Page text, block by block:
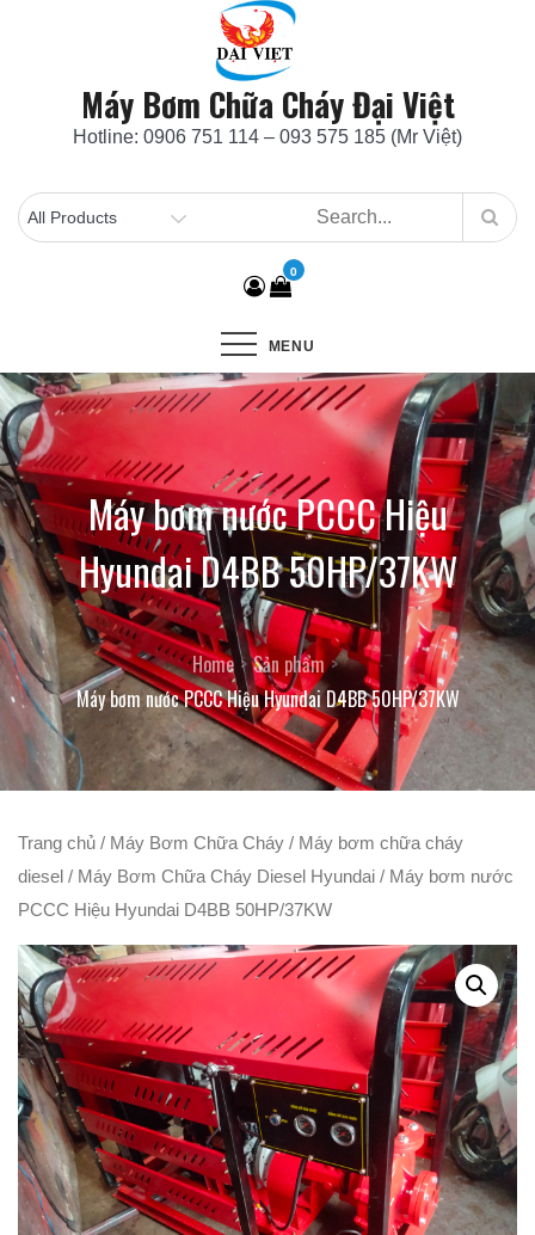
Máy Bơm Chữa Cháy Đại Việt
Hotline: 0906 751 114 – 093 575 185 (Mr Việt)
0
MENU
Máy bơm nước PCCC Hiệu
Hyundai D4BB 50HP/37KW
Home
Sản phẩm
Máy bơm nước PCCC Hiệu Hyundai D4BB 50HP/37KW
Trang chủ / Máy Bơm Chữa Cháy / Máy bơm chữa cháy
diesel / Máy Bơm Chữa Cháy Diesel Hyundai / Máy bơm nước
PCCC Hiệu Hyundai D4BB 50HP/37KW